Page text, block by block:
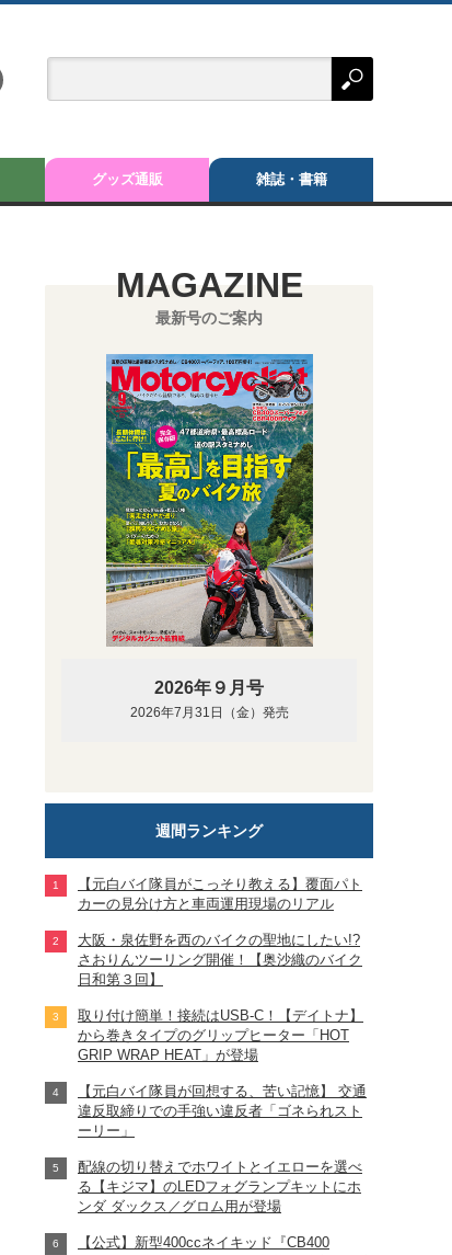
グッズ通販 雑誌・書籍
25WJ-2 ミドル丈レザージャケット（ブラック、背面）
MAGAZINE
最新号のご案内
2026年９月号
2026年7月31日（金）発売
週間ランキング
【元白バイ隊員がこっそり教える】覆面パト
カーの見分け方と車両運用現場のリアル
大阪・泉佐野を西のバイクの聖地にしたい!?
さおりんツーリング開催！【奥沙織のバイク
日和第３回】
取り付け簡単！接続はUSB-C！【デイトナ】
から巻きタイプのグリップヒーター「HOT
GRIP WRAP HEAT」が登場
【元白バイ隊員が回想する、苦い記憶】 交通
違反取締りでの手強い違反者「ゴネられスト
ーリー」
配線の切り替えでホワイトとイエローを選べ
る【キジマ】のLEDフォグランプキットにホ
ンダ ダックス／グロム用が登場
【公式】新型400ccネイキッド『CB400